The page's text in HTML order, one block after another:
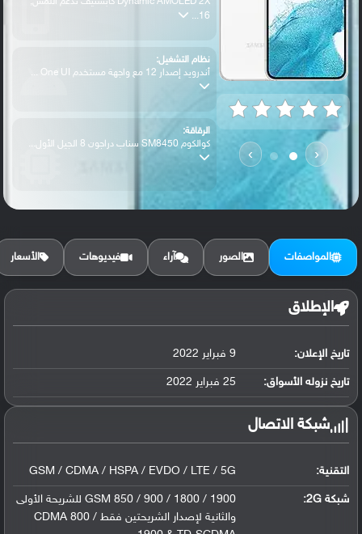
‹
›
16...
نظام التشغيل:
أندرويد إصدار 12 مع واجهة مستخدم One UI ...
الرقاقة:
كوالكوم SM8450 سناب دراجون 8 الجيل الأول...
الرام / التخزين:
البطارية:
ليثيوم بوليمر سعة 3700 مللي أمبير, غير ق...
المواصفات الصور آراء فيديوهات الأسعار
الإطلاق
تاريخ الإعلان: 9 فبراير 2022
تاريخ نزوله الأسواق: 25 فبراير 2022
شبكة الاتصال
التقنية: GSM / CDMA / HSPA / EVDO / LTE / 5G
شبكة 2G:
GSM 850 / 900 / 1800 / 1900 للشريحة الأولى
والثانية لإصدار الشريحتين فقط CDMA 800 /